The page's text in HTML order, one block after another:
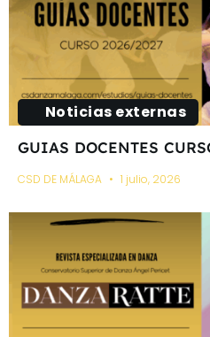
Noticias externas
GUIAS DOCENTES
CSD DE MÁLAGA 1 julio, 2026